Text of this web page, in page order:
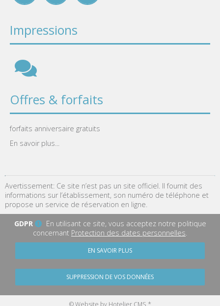
Impressions
Offres & forfaits
forfaits anniversaire gratuits
En savoir plus...
Avertissement: Ce site n’est pas un site officiel. Il fournit des
informations sur l’établissement, son numéro de téléphone et
propose un service de réservation en ligne.
GDPR
En utilisant ce site, vous acceptez notre politique
concernant Protection des dates personnelles.
EN SAVOIR PLUS
SUPPRESSION DE VOS DONNÉES
© Website by Hotelier CMS *